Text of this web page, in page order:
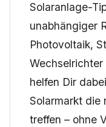
Solaranlage-
unabhängiger
Photovoltaik,
helfen Dir
Solarmarkt die
treffen – ohne